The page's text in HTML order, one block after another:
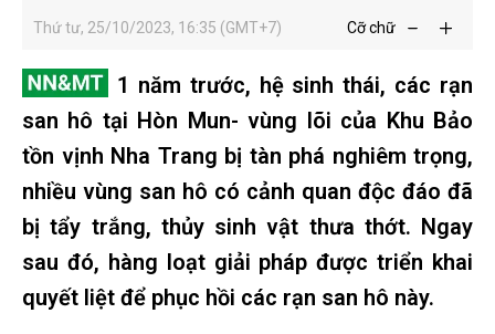
Thứ tư, 25/10/2023, 16:35 (GMT+7) Cỡ chữ
1 năm trước, hệ sinh thái, các rạn
san hô tại Hòn Mun- vùng lõi của Khu Bảo
tồn vịnh Nha Trang bị tàn phá nghiêm trọng,
nhiều vùng san hô có cảnh quan độc đáo đã
bị tẩy trắng, thủy sinh vật thưa thớt. Ngay
sau đó, hàng loạt giải pháp được triển khai
quyết liệt để phục hồi các rạn san hô này.